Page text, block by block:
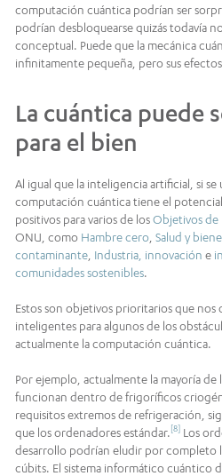
computación cuántica podrían ser
podrían desbloquearse quizás todavía
conceptual. Puede que la mecánica
infinitamente pequeña, pero sus
La cuántica puede
para el bien
Al igual que la inteligencia artificial, si se
computación cuántica tiene el
positivos para varios de losObjetivos de
ONU, como Hambre cero Salud y
contaminante Industria, innovación e
comunidades sostenibles.
Estos son objetivos prioritarios que
inteligentes para algunos de los
actualmente la computación cuántica.
Por ejemplo, actualmente la mayoría
funcionan dentro de frigoríficos
requisitos extremos de refrigeración,
que los ordenadores estándar.[8] Los
desarrollo podrían eludir por completo
cúbits. El sistema informático cuántico